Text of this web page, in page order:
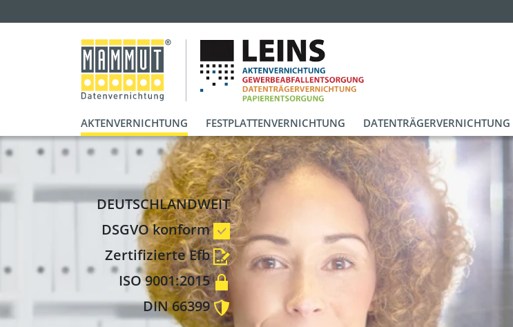
AKTENVERNICHTUNG FESTPLATTENVERNICHTUNG DATENTRÄGERVERNICHTUNG
DEUTSCHLANDWEIT
DSGVO konform
Zertifizierte Efb
ISO 9001:2015
DIN 66399